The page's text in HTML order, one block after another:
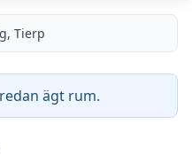
Tierp
ägt rum.